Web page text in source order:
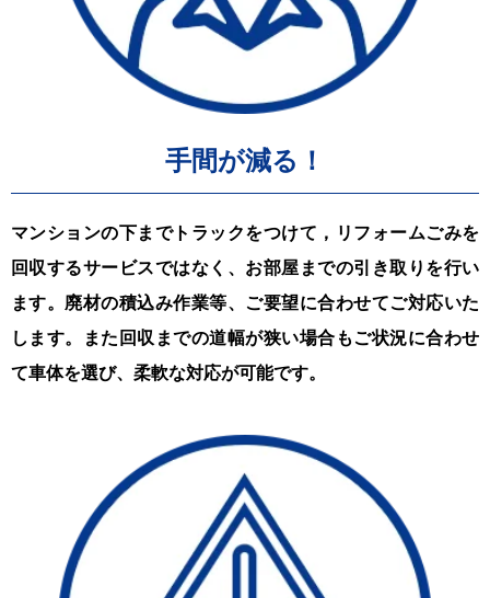
手間が減る！
マンションの下までトラックをつけて，リフォームごみを
回収するサービスではなく、お部屋までの引き取りを行い
ます。廃材の積込み作業等、ご要望に合わせてご対応いた
します。また回収までの道幅が狭い場合もご状況に合わせ
て車体を選び、柔軟な対応が可能です。